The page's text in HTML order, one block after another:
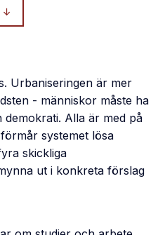
↓
Urbaniseringen är mer
- människor måste ha
Alla är med på
systemet lösa
skickliga
ut i konkreta förslag